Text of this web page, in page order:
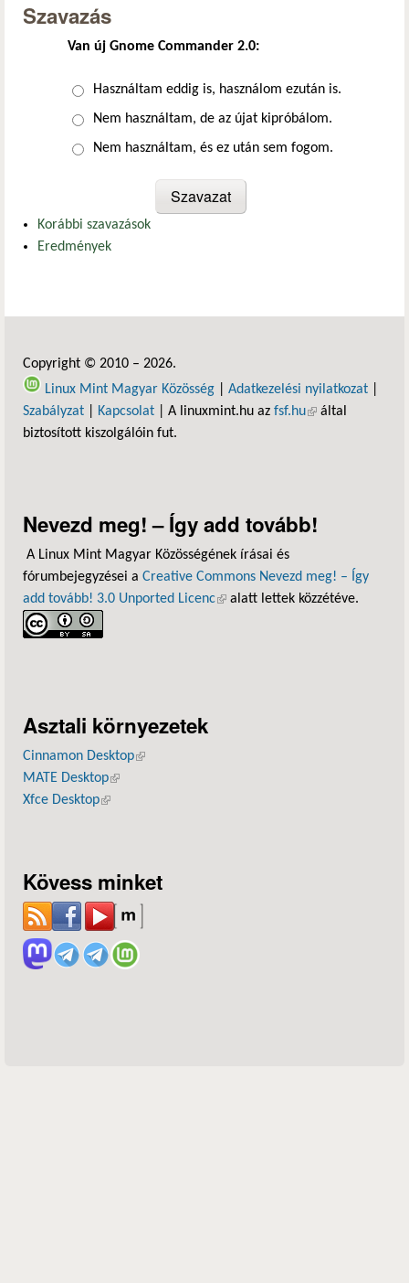
Szavazás
Van új Gnome Commander 2.0:
Választások
Használtam eddig is, használom ezután is.
Nem használtam, de az újat kipróbálom.
Nem használtam, és ez után sem fogom.
Korábbi szavazások
Eredmények
Copyright © 2010 – 2026.
Linux Mint Magyar Közösség
Adatkezelési nyilatkozat
Szabályzat
Kapcsolat | A linuxmint.hu az fsf.hu(külső hivatkozás)
által
biztosított kiszolgálóin fut.
Nevezd meg! – Így add tovább!
A Linux Mint Magyar Közösségének írásai és
fórumbejegyzései a Creative Commons Nevezd meg! – Így
add tovább! 3.0 Unported Licenc(külső hivatkozás)
alatt lettek közzétéve.
Asztali környezetek
Cinnamon Desktop(külső hivatkozás)
MATE Desktop(külső hivatkozás)
Xfce Desktop(külső hivatkozás)
Kövess minket